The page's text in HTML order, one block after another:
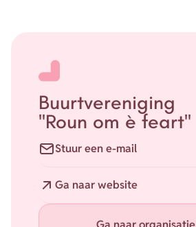
Buurtvereniging
"Roun om è feart"
Stuur een e-mail
Ga naar website